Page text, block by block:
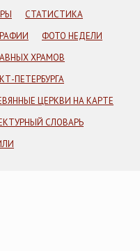
СТАТИСТИКА
ФОТО НЕДЕЛИ
ХРАМОВ
ПЕТЕРБУРГА
ЦЕРКВИ НА КАРТЕ
СЛОВАРЬ